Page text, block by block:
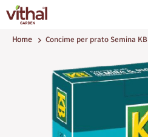
Home Concime per prato Semina KB